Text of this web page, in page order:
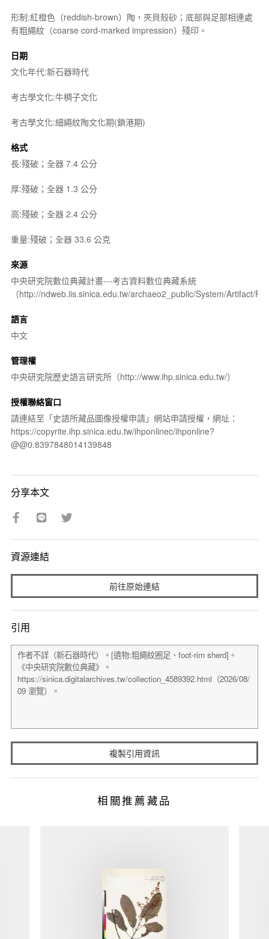
形制:紅橙色（reddish-brown）陶，夾貝殼砂；底部與足部相連處
有粗繩紋（coarse cord-marked impression）殘印。
日期
文化年代:新石器時代
考古學文化:牛稠子文化
考古學文化:細繩紋陶文化期(鎖港期)
格式
長:殘破；全器 7.4 公分
厚:殘破；全器 1.3 公分
高:殘破；全器 2.4 公分
重量:殘破；全器 33.6 公克
來源
中央研究院數位典藏計畫---考古資料數位典藏系統
（http://ndweb.iis.sinica.edu.tw/archaeo2_public/System/Artifact/
語言
中文
管理權
中央研究院歷史語言研究所（http://www.ihp.sinica.edu.tw/）
授權聯絡窗口
請連結至「史語所藏品圖像授權申請」網站申請授權，網址：
https://copyrite.ihp.sinica.edu.tw/ihponlinec/ihponline?
@@0.8397848014139848
分享本文
資源連結
前往原始連結
引用
複製引用資訊
相關推薦藏品